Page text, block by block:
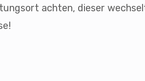
achten, dieser